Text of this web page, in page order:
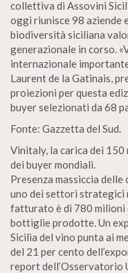
collettiva di Assovini
oggi riunisce 98 aziende
biodiversità siciliana
generazionale in corso.
internazionale
Laurent de la Gatinais,
proiezioni per questa
buyer selezionati da 68
Fonte: Gazzetta del Sud.
Vinitaly, la carica dei 150
dei buyer mondiali.
Presenza massiccia
uno dei settori strategici
fatturato è di 780 milioni
bottiglie prodotte. Un
Sicilia del vino punta ai
del 21 per cento
report dell’Osservatorio